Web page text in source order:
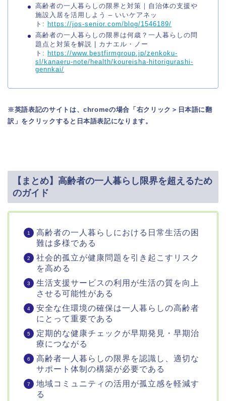
高齢者の一人暮らしの限界と対策｜自治体の支援や
施設入居を活用しよう – いいケアネッ
ト: https://jos-senior.com/blog/1546189/
高齢者の一人暮らしの限界は何歳？一人暮らしの問
題点と対策を解説 | カナエル・ノー
ト: https://www.bestfirmgroup.jp/zenkoku-
sl/kanaeru-note/health/koureisha-hitorigurashi-
gennkai/
※英語表記のサイトは、chromeの場合「右クリック＞日本語に翻
訳」をクリックすると日本語表記になります。
【まとめ】高齢者の一人暮らし限界を超えるため
のガイド
高齢者の一人暮らしにおける日常生活の困
難は多様である
社会的孤立が健康問題を引き起こすリスク
を高める
生活支援サービスの利用が生活の質を向上
させる可能性がある
安全な住環境の確保は一人暮らしの高齢者
にとって重要である
定期的な健康チェックが早期発見・早期治
療につながる
高齢者一人暮らしの限界を認識し、適切な
サポート体制の構築が必要である
地域コミュニティの活用が孤立感を軽減す
る